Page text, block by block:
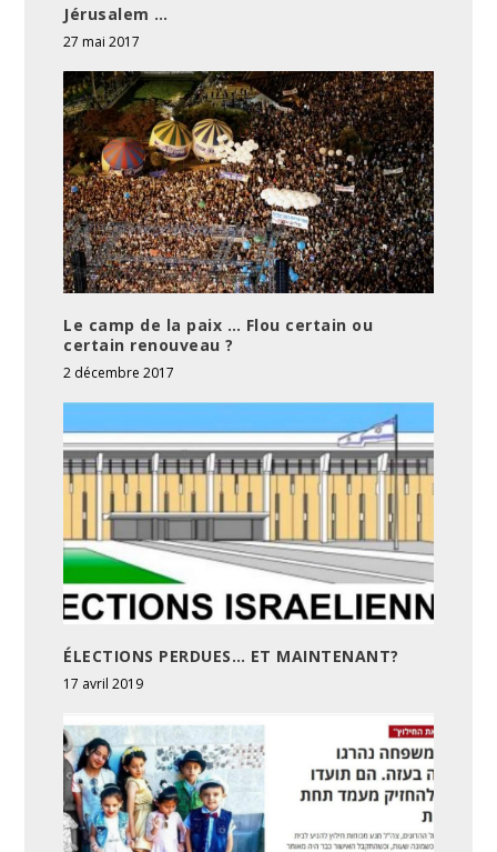
Jérusalem …
27 mai 2017
Le camp de la paix … Flou certain ou
certain renouveau ?
2 décembre 2017
ÉLECTIONS PERDUES… ET MAINTENANT?
17 avril 2019